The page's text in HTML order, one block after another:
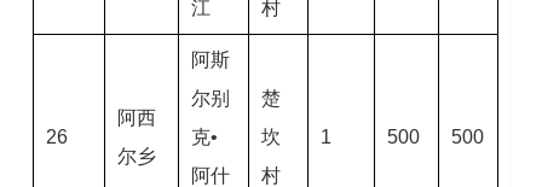
江
村
26
阿西
尔乡
阿斯
尔别
克•
阿什
楚
坎
村
1 500 500